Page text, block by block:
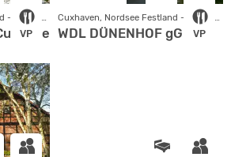
VP
Cuxhaven, Nordsee Festland - Niedersachsen
Duhnen VP
Cuxhaven, Nordsee Festland - Niedersachsen
WDL DÜNENHOF gGmbH